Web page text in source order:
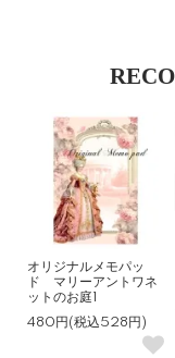
オリジナルメモパッ
ド マリーアントワネ
ットのお庭1
480円(税込528円)